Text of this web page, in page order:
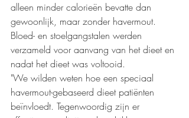
alleen minder calorieën bevatte dan
gewoonlijk, maar zonder havermout.
Bloed- en stoelgangstalen werden
verzameld voor aanvang van het dieet en
nadat het dieet was voltooid.
"We wilden weten hoe een speciaal
havermout-gebaseerd dieet patiënten
beïnvloedt. Tegenwoordig zijn er